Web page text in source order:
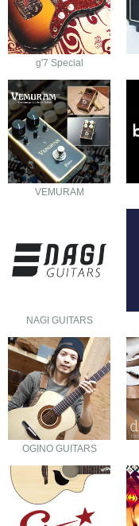
g'7 Special
VEMURAM
NAGI GUITARS
OGINO GUITARS